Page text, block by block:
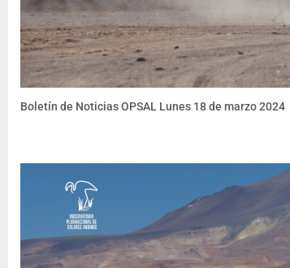
Boletín de Noticias OPSAL Lunes 18 de marzo 2024